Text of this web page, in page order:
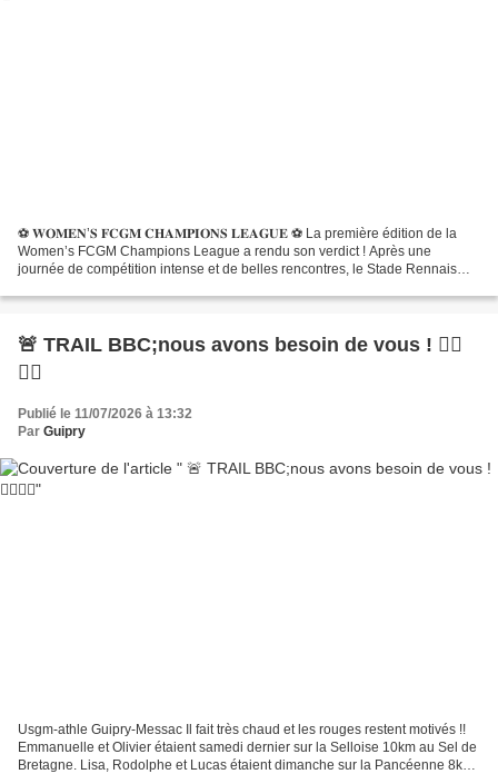
⚽️ 𝐖𝐎𝐌𝐄𝐍’𝐒 𝐅𝐂𝐆𝐌 𝐂𝐇𝐀𝐌𝐏𝐈𝐎𝐍𝐒 𝐋𝐄𝐀𝐆𝐔𝐄 ⚽️ La première édition de la
Women’s FCGM Champions League a rendu son verdict ! Après une
journée de compétition intense et de belles rencontres, le Stade Rennais
🚨 TRAIL BBC;nous avons besoin de vous ! 🏃‍♀️
🏃‍♂️
Publié le 11/07/2026 à 13:32
Par Guipry
Usgm-athle Guipry-Messac Il fait très chaud et les rouges restent motivés !!
Emmanuelle et Olivier étaient samedi dernier sur la Selloise 10km au Sel de
Bretagne. Lisa, Rodolphe et Lucas étaient dimanche sur la Pancéenne 8km